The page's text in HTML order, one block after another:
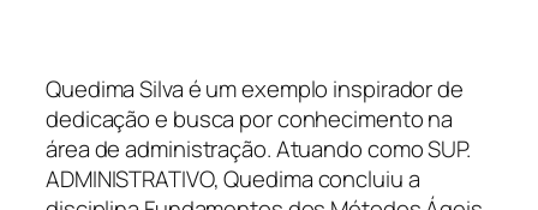
Quedima Silva é um exemplo inspirador de
dedicação e busca por conhecimento na
área de administração. Atuando como SUP.
ADMINISTRATIVO, Quedima concluiu a